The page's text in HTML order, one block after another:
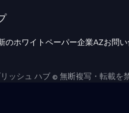
のホワイトペーパー企業AZお問
ッシュ ハブ © 無断複写・転載を